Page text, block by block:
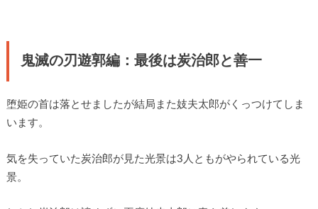
鬼滅の刃遊郭編：最後は炭治郎と善一
堕姫の首は落とせましたが結局また妓夫太郎がくっつけてしま
います。
気を失っていた炭治郎が見た光景は3人ともがやられている光
景。